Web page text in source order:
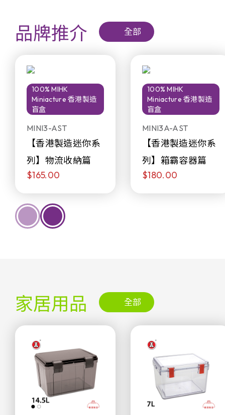
品牌推介 全部
100% MIHK
Miniacture 香港製造
盲盒
MINI3-AST
【香港製造迷你系
列】物流收納篇
$165.00
100% MIHK
Miniacture 香港製造
盲盒
MINI3A-AST
【香港製造迷你系
列】箱霸容器篇
$180.00
家居用品 全部